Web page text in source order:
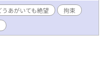
記憶のヒントを1つやろ
れを拒む術はない。行為を
。少しずつ記憶を取り戻し
リと違い、シリアスでエロ
定ですので苦手な方はご注
うあがいても絶望
拘束